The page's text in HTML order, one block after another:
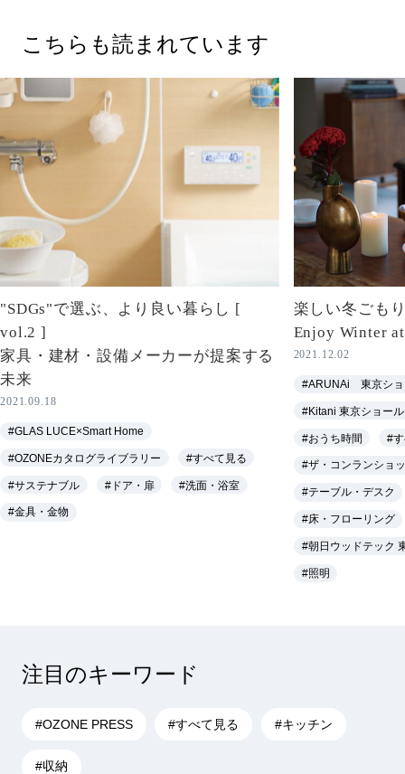
こちらも読まれています
"SDGs"で選ぶ、より良い暮らし [
vol.2 ]
家具・建材・設備メーカーが提案する
未来
2021.09.18
#GLAS LUCE×Smart Home
#OZONEカタログライブラリー #すべて見る
#サステナブル #ドア・扉 #洗面・浴室
#金具・金物
楽しい冬ごも
Enjoy Winter
2021.12.02
#ARUNAi 東京ショ
#Kitani 東京ショー
#おうち時間 #
#ザ・コンランショ
#テーブル・デスク
#床・フローリング
#朝日ウッドテック
#照明
注目のキーワード
#OZONE PRESS #すべて見る #キッチン
#収納